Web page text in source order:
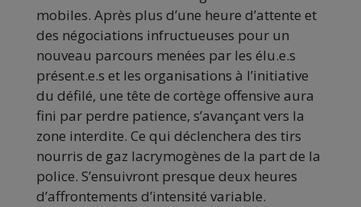
mobiles. Après plus d’une heure d’attente et
des négociations infructueuses pour un
nouveau parcours menées par les élu.e.s
présent.e.s et les organisations à l’initiative
du défilé, une tête de cortège offensive aura
fini par perdre patience, s’avançant vers la
zone interdite. Ce qui déclenchera des tirs
nourris de gaz lacrymogènes de la part de la
police. S’ensuivront presque deux heures
d’affrontements d’intensité variable.